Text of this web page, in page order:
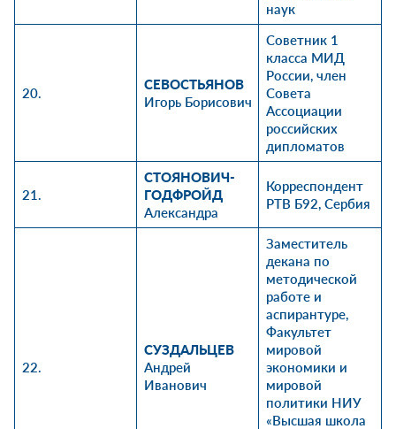
наук
20.
СЕВОСТЬЯНОВ
Игорь Борисович
Советник 1
класса МИД
России, член
Совета
Ассоциации
российских
дипломатов
21.
СТОЯНОВИЧ-
ГОДФРОЙД
Александра
Корреспондент
РТВ Б92, Сербия
22.
СУЗДАЛЬЦЕВ
Андрей
Иванович
Заместитель
декана по
методической
работе и
аспирантуре,
Факультет
мировой
экономики и
мировой
политики НИУ
«Высшая школа